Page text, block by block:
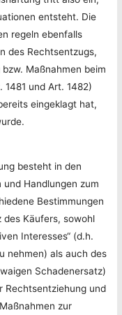
entsteht. Die
regeln ebenfalls
des Rechtsentzugs,
Maßnahmen beim
und Art. 1482)
eingeklagt hat,
besteht in den
Handlungen zum
Bestimmungen
des Käufers, sowohl
Interesses“ (d.h.
nehmen) als auch des
Schadenersatz)
Rechtsentziehung und
zur